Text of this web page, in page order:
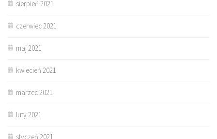
sierpień 2021
czerwiec 2021
maj 2021
kwiecień 2021
marzec 2021
luty 2021
styczeń 2021